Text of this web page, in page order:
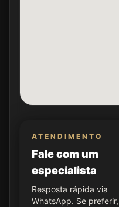
ATENDIMENTO
Fale com um
especialista
Resposta rápida via
WhatsApp. Se preferir,